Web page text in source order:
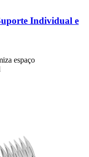
Individual e
espaço